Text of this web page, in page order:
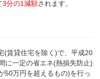
3分の1減額されます。
(賃貸住宅を除く)で、平成20
に一定の省エネ(熱損失防止)
50万円を超えるもの)を行っ